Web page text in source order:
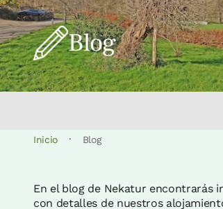
Blog
Inicio · Blog
En el blog de Nekatur encontrarás
con detalles de nuestros